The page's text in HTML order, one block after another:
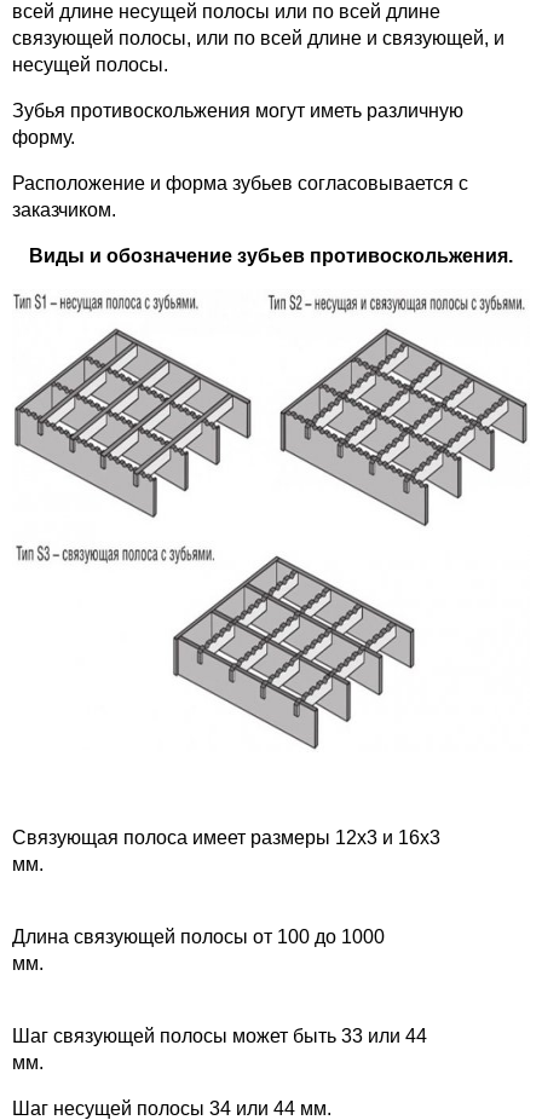
всей длине несущей полосы или по всей длине
связующей полосы, или по всей длине и связующей, и
несущей полосы.
Зубья противоскольжения могут иметь различную
форму.
Расположение и форма зубьев согласовывается с
заказчиком.
Виды и обозначение зубьев противоскольжения.
Связующая полоса имеет размеры 12х3 и 16х3
мм.
Длина связующей полосы от 100 до 1000
мм.
Шаг связующей полосы может быть 33 или 44
Шаг несущей полосы 34 или 44 мм.